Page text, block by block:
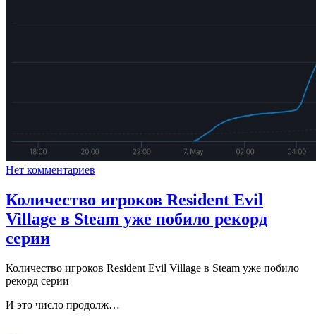
Нет комментариев
Количество игроков Resident Evil
Village в Steam уже побило рекорд
серии
Количество игроков Resident Evil Village в Steam уже побило
рекорд серии
И это число продолж…